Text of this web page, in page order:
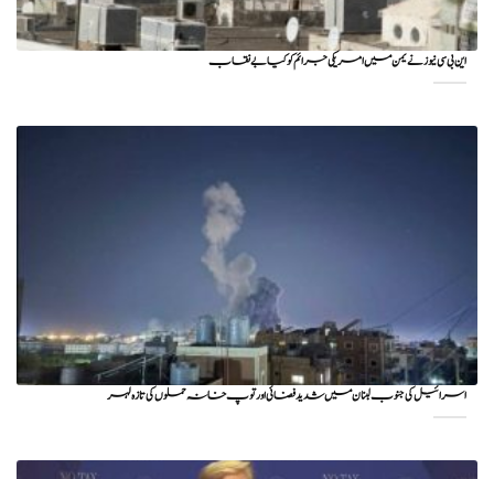
این بی سی نیوز نے یمن میں امریکی جرائم کو کیا بے نقاب
اسرائیل کی جنوب لبنان میں شدید فضائی اور توپ خانہ حملوں کی تازہ لہر